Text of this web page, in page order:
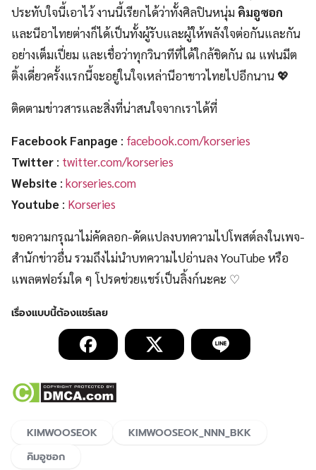
ประทับใจนี้เอาไว้ งานนี้เรียกได้ว่าทั้งศิลปินหนุ่ม คิมอูซอก
และนีอาไทยต่างก็ได้เป็นทั้งผู้รับและผู้ให้พลังใจต่อกันและกัน
อย่างเต็มเปี่ยม และเชื่อว่าทุกวินาทีที่ได้ใกล้ชิดกัน ณ แฟนมีต
ติ้งเดี่ยวครั้งแรกนี้จะอยู่ในใจเหล่านีอาชาวไทยไปอีกนาน 💖
ติดตามข่าวสารและสิ่งที่น่าสนใจจากเราได้ที่
Facebook Fanpage : facebook.com/korseries
Twitter : twitter.com/korseries
Website : korseries.com
Youtube : Korseries
ขอความกรุณาไม่คัดลอก-ดัดแปลงบทความไปโพสต์ลงในเพจ-
สำนักข่าวอื่น รวมถึงไม่นำบทความไปอ่านลง YouTube หรือ
แพลตฟอร์มใด ๆ โปรดช่วยแชร์เป็นลิ้งก์นะคะ ♡
KIMWOOSEOK
KIMWOOSEOK_NNN_BKK
คิมอูซอก